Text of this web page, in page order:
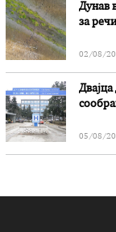
Дунав
за
02/08/
05/08/